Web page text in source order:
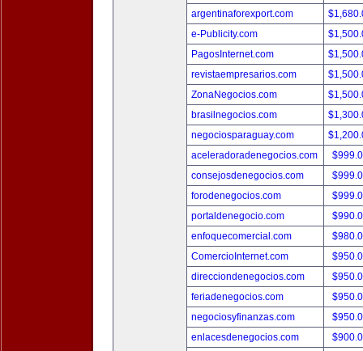
argentinaforexport.com
e-Publicity.com
PagosInternet.com
revistaempresarios.com
ZonaNegocios.com
brasilnegocios.com
negociosparaguay.com
aceleradoradenegocios.com
consejosdenegocios.com
forodenegocios.com
portaldenegocio.com
enfoquecomercial.com
ComercioInternet.com
direcciondenegocios.com
feriadenegocios.com
negociosyfinanzas.com
enlacesdenegocios.com